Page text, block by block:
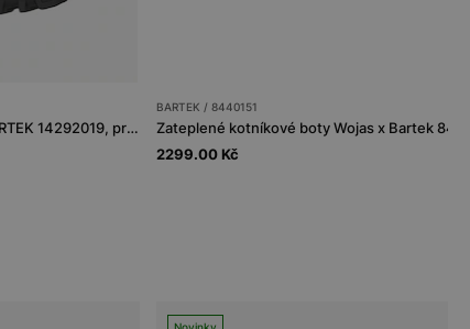
Zateplené kotníkové boty BARTEK 14292019, pro dívky, černo-růžové
BARTEK / 8440151
2299.00 Kč